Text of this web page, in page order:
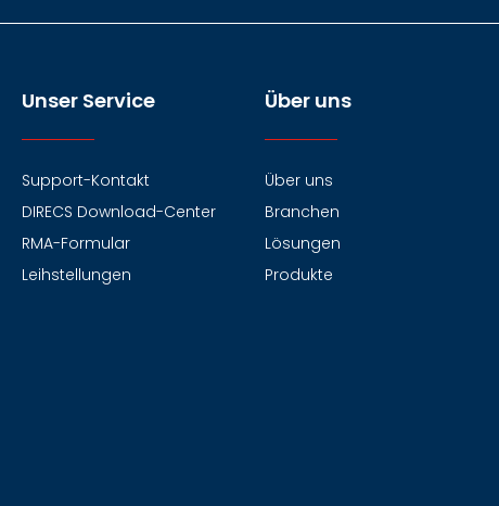
Unser Service
Support-Kontakt
DIRECS Download-Center
RMA-Formular
Leihstellungen
Über uns
Über uns
Branchen
Lösungen
Produkte